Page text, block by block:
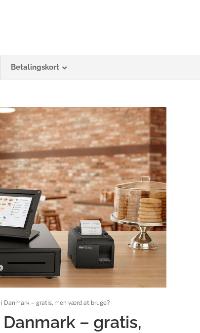
Betalingskort
Danmark – gratis, men værd at bruge?
– gratis,